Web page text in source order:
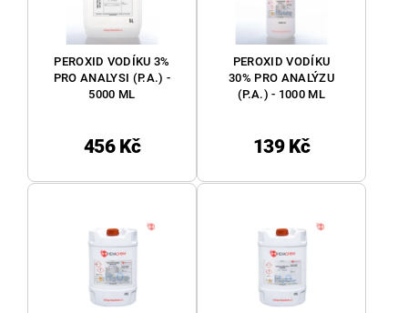
PEROXID VODÍKU 3%
PRO ANALYSI (P.A.) -
5000 ML
456 Kč
PEROXID VODÍKU
30% PRO ANALÝZU
(P.A.) - 1000 ML
139 Kč